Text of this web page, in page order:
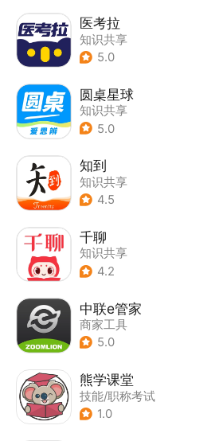
医考拉
知识共享
5.0
圆桌星球
知识共享
5.0
知到
知识共享
4.5
千聊
知识共享
4.2
中联e管家
商家工具
5.0
熊学课堂
技能/职称考试
1.0